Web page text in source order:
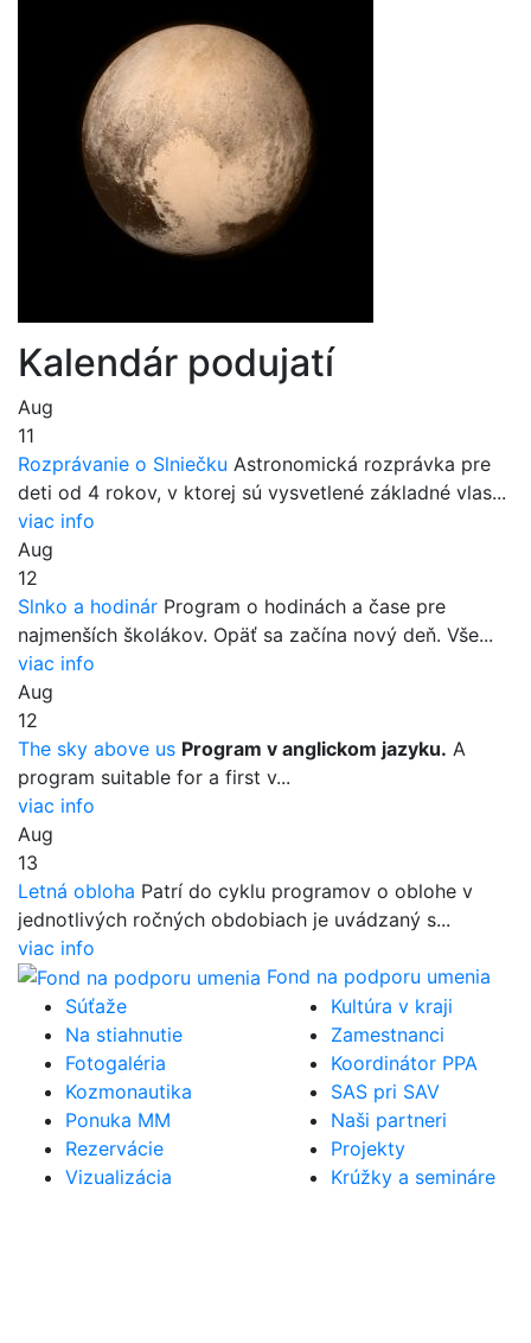
Kalendár podujatí
Aug
11
Rozprávanie o Slniečku Astronomická rozprávka pre
deti od 4 rokov, v ktorej sú vysvetlené základné vlas...
viac info
Aug
12
Slnko a hodinár Program o hodinách a čase pre
najmenších školákov. Opäť sa začína nový deň. Vše...
viac info
Aug
12
The sky above us Program v anglickom jazyku. A
program suitable for a first v...
viac info
Aug
13
Letná obloha Patrí do cyklu programov o oblohe v
jednotlivých ročných obdobiach je uvádzaný s...
viac info
Fond na podporu umenia
Súťaže
Na stiahnutie
Fotogaléria
Kozmonautika
Ponuka MM
Rezervácie
Vizualizácia
Kultúra v kraji
Zamestnanci
Koordinátor PPA
SAS pri SAV
Naši partneri
Projekty
Krúžky a semináre